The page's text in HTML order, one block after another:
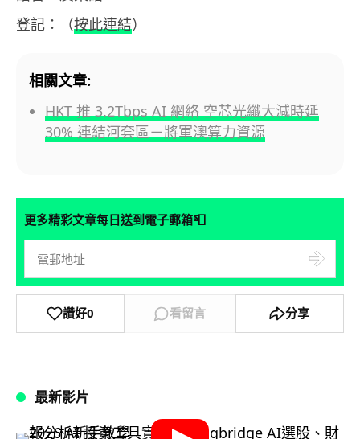
登記：（按此連結）
相關文章:
HKT 推 3.2Tbps AI 網絡 空芯光纖大減時延
30% 連結河套區－將軍澳算力資源
更多精彩文章每日送到電子郵箱📮
讚好0 看留言 分享
最新影片